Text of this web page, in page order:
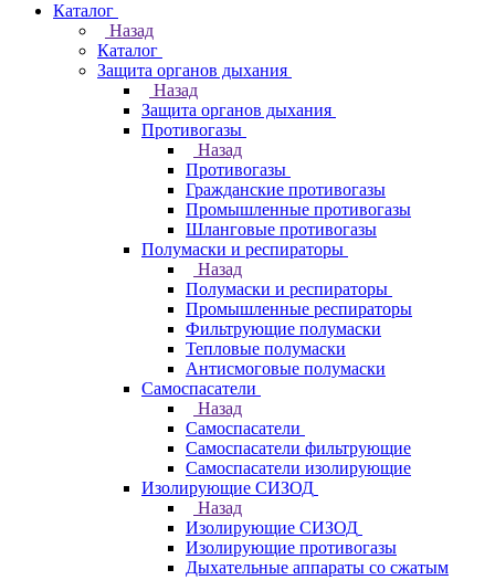
Каталог
Назад
Каталог
Защита органов дыхания
Назад
Защита органов дыхания
Противогазы
Назад
Противогазы
Гражданские противогазы
Промышленные противогазы
Шланговые противогазы
Полумаски и респираторы
Назад
Полумаски и респираторы
Промышленные респираторы
Фильтрующие полумаски
Тепловые полумаски
Антисмоговые полумаски
Самоспасатели
Назад
Самоспасатели
Самоспасатели фильтрующие
Самоспасатели изолирующие
Изолирующие СИЗОД
Назад
Изолирующие СИЗОД
Изолирующие противогазы
Дыхательные аппараты со сжатым